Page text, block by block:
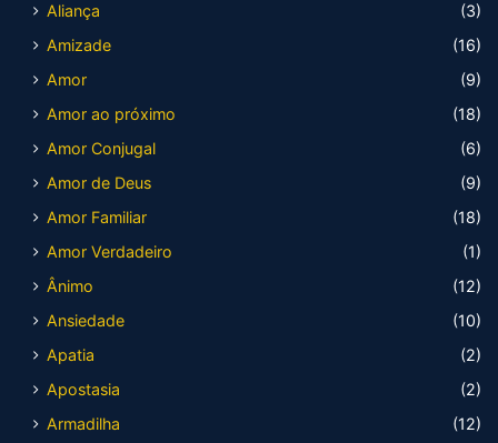
Aliança
(3)
Amizade
(16)
Amor
(9)
Amor ao próximo
(18)
Amor Conjugal
(6)
Amor de Deus
(9)
Amor Familiar
(18)
Amor Verdadeiro
(1)
Ânimo
(12)
Ansiedade
(10)
Apatia
(2)
Apostasia
(2)
Armadilha
(12)